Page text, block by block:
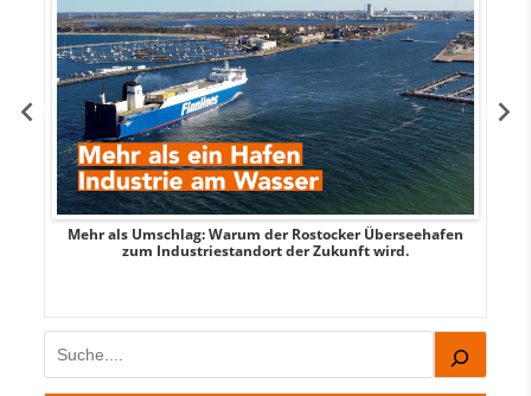
Mehr als Umschlag: Warum der Rostocker Überseehafen
zum Industriestandort der Zukunft wird.
Suchen